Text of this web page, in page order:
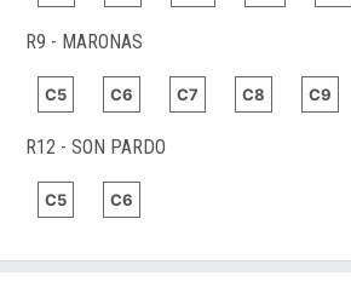
R9 - MARONAS
C5 C6 C7 C8 C9
R12 - SON PARDO
C5 C6